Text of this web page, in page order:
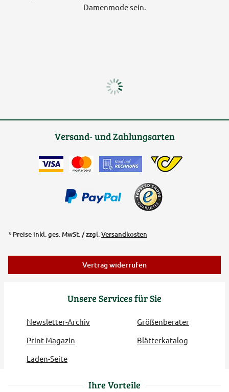
Damenmode sein.
Unsere Services für Sie
Newsletter-Archiv
Größenberater
Print-Magazin
Blätterkatalog
Laden-Seite
Versand- und Zahlungsarten
* Preise inkl. ges. MwSt. / zzgl.Versandkosten
Vertrag widerrufen
Ihre Vorteile